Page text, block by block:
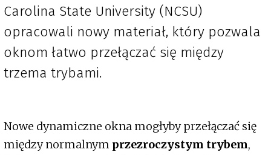
Carolina State University (NCSU)
opracowali nowy materiał, który pozwala
oknom łatwo przełączać się między
trzema trybami.
Nowe dynamiczne okna mogłyby przełączać się
między normalnym przezroczystym trybem,